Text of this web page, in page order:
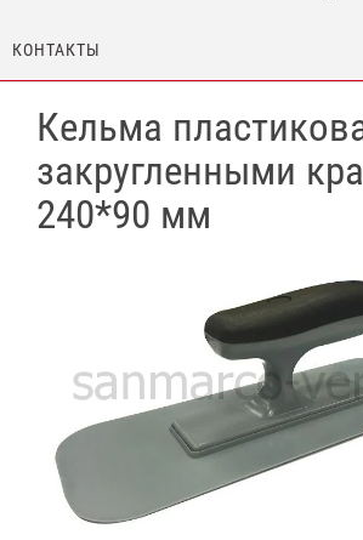
КОНТАКТЫ
Кельма
закругленными
240*90 мм